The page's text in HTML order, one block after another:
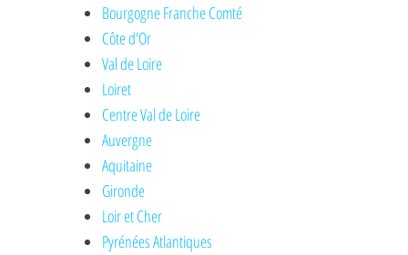
Bourgogne Franche Comté
Côte d'Or
Val de Loire
Loiret
Centre Val de Loire
Auvergne
Aquitaine
Gironde
Loir et Cher
Pyrénées Atlantiques